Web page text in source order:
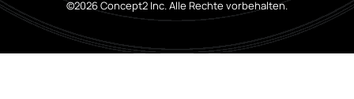
©2026 Concept2 Inc. Alle Rechte vorbehalten.